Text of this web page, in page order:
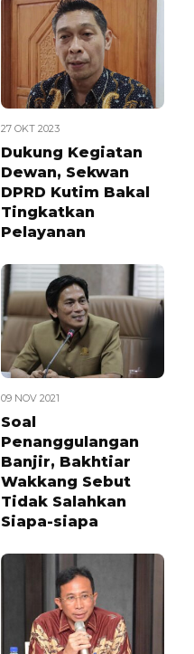
27 OKT 2023
Dukung Kegiatan
Dewan, Sekwan
DPRD Kutim Bakal
Tingkatkan
Pelayanan
09 NOV 2021
Soal
Penanggulangan
Banjir, Bakhtiar
Wakkang Sebut
Tidak Salahkan
Siapa-siapa